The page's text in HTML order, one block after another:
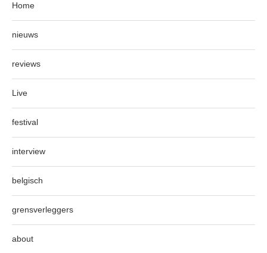
Home
nieuws
reviews
Live
festival
interview
belgisch
grensverleggers
about